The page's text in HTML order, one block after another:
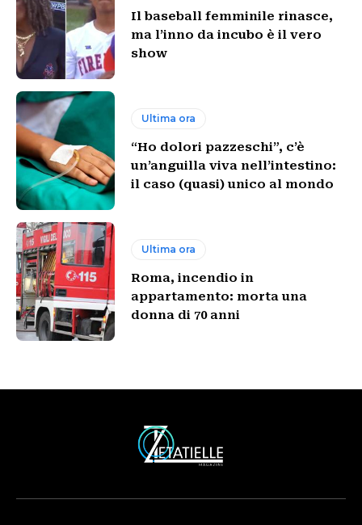
Il baseball femminile rinasce,
ma l’inno da incubo è il vero
show
Ultima ora
“Ho dolori pazzeschi”, c’è
un’anguilla viva nell’intestino:
il caso (quasi) unico al mondo
Ultima ora
Roma, incendio in
appartamento: morta una
donna di 70 anni